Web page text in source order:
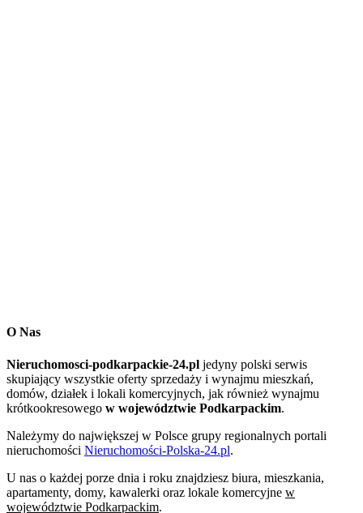
O Nas
Nieruchomosci-podkarpackie-24.pl jedyny polski serwis
skupiający wszystkie oferty sprzedaży i wynajmu mieszkań,
domów, działek i lokali komercyjnych, jak również wynajmu
krótkookresowego w województwie Podkarpackim.
Należymy do największej w Polsce grupy regionalnych portali
nieruchomości Nieruchomości-Polska-24.pl.
U nas o każdej porze dnia i roku znajdziesz biura, mieszkania,
apartamenty, domy, kawalerki oraz lokale komercyjne w
województwie Podkarpackim.